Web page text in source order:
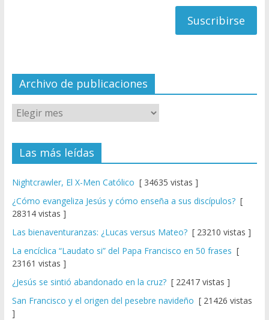
el
Archivo de publicaciones
Las más leídas
Nightcrawler, El X-Men Católico [ 34635 vistas ]
¿Cómo evangeliza Jesús y cómo enseña a sus discípulos?[
28314 vistas ]
Las bienaventuranzas: ¿Lucas versus Mateo?[ 23210 vistas ]
La encíclica “Laudato si” del Papa Francisco en 50 frases [
23161 vistas ]
¿Jesús se sintió abandonado en la cruz?[ 22417 vistas ]
San Francisco y el origen del pesebre navideño [ 21426 vistas
]